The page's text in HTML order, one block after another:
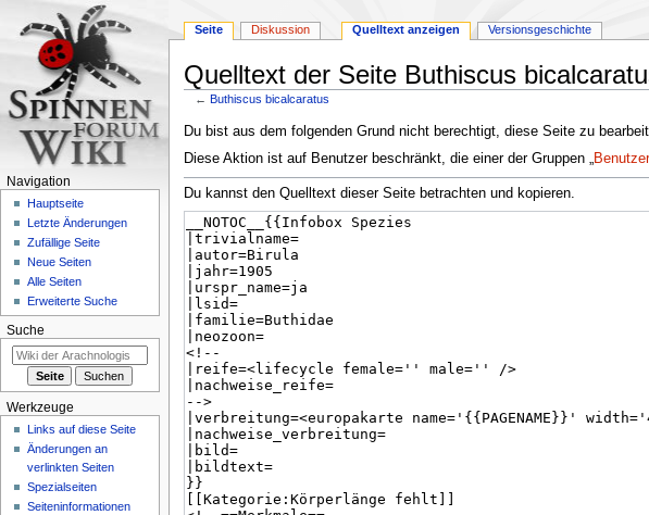
Quelltext der Seite Buthiscus
← Buthiscus bicalcaratus
Zur
Navigation
Zur
Suche
Du bist aus dem folgenden Grund nicht berechtigt, diese Seite zu
Diese Aktion ist auf Benutzer beschränkt, die einer der Gruppen „Benutzer
Du kannst den Quelltext dieser Seite betrachten und kopieren.
Seite Diskussion Quelltext anzeigen Versionsgeschichte
Navigation
Hauptseite
Letzte Änderungen
Zufällige Seite
Neue Seiten
Alle Seiten
Erweiterte Suche
Suche
Werkzeuge
Links auf diese Seite
Änderungen an
verlinkten Seiten
Spezialseiten
Seiten­­informationen